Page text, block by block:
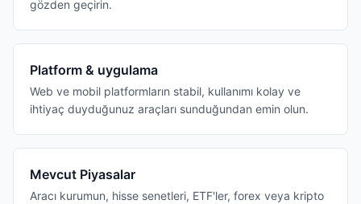
gözden geçirin.
Platform & uygulama
Web ve mobil platformların stabil, kullanımı kolay ve
ihtiyaç duyduğunuz araçları sunduğundan emin olun.
Mevcut Piyasalar
Aracı kurumun, hisse senetleri, ETF'ler, forex veya kripto